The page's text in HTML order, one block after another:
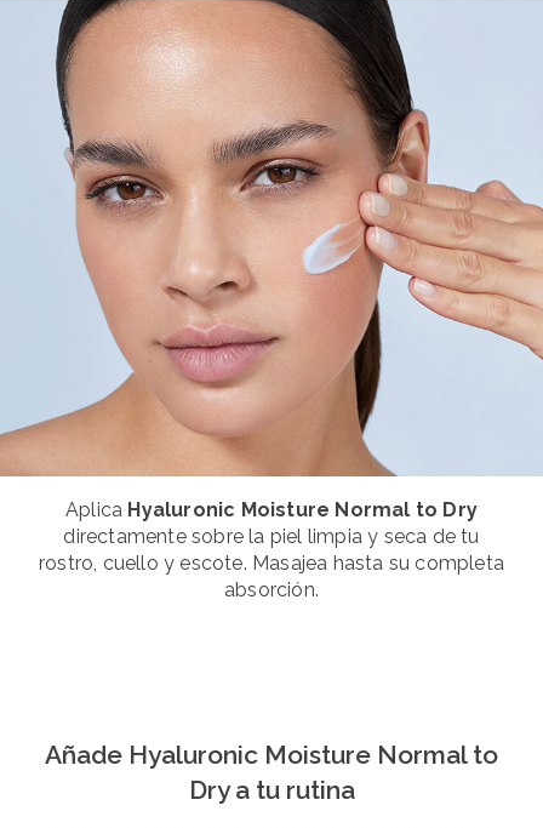
Aplica Hyaluronic Moisture Normal to Dry
directamente sobre la piel limpia y seca de tu
rostro, cuello y escote. Masajea hasta su completa
absorción.
Añade Hyaluronic Moisture Normal to
Dry a tu rutina